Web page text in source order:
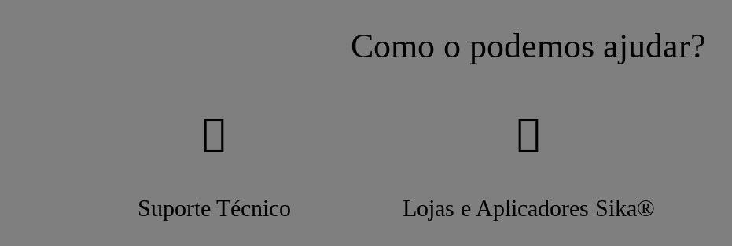
Como o podemos ajudar?
Suporte Técnico Lojas e Aplicadores Sika®